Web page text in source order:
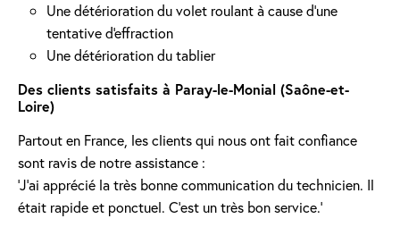
Une détérioration du volet roulant à cause d'une
tentative d'effraction
Une détérioration du tablier
Des clients satisfaits à Paray-le-Monial (Saône-et-
Loire)
Partout en France, les clients qui nous ont fait confiance
sont ravis de notre assistance :
'J’ai apprécié la très bonne communication du technicien. Il
était rapide et ponctuel. C’est un très bon service.'